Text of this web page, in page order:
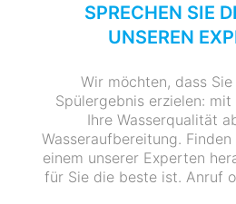
SPRECHEN SIE
UNSEREN
Wir möchten, dass
Spülergebnis erzielen:
Ihre Wasserqualität
Wasseraufbereitung.
einem unserer Experten
für Sie die beste ist. Anruf